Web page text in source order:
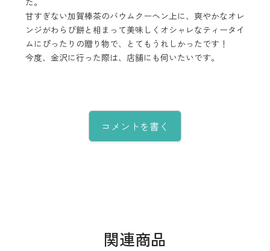
甘すぎない加賀棒茶のバウムクーヘン上に、爽やかなオレ
ンジがわらび餅と相まって美味しくオシャレなティータイ
ムにぴったりの贈り物で、とてもうれしかったです！
今度、金沢に行った際は、店舗にも伺いたいです。
コメントを書く
関連商品